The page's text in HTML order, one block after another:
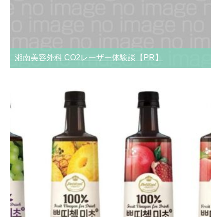
湘南美容外科 CO2レーザー体験談【PR】